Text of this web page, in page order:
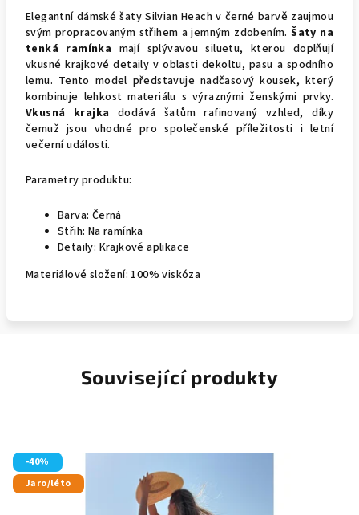
Elegantní dámské šaty Silvian Heach v černé barvě zaujmou
svým propracovaným střihem a jemným zdobením.Šaty na
tenká ramínka mají splývavou siluetu, kterou doplňují
vkusné krajkové detaily v oblasti dekoltu, pasu a spodního
lemu. Tento model představuje nadčasový kousek, který
kombinuje lehkost materiálu s výraznými ženskými prvky.
Vkusná krajka dodává šatům rafinovaný vzhled, díky
čemuž jsou vhodné pro společenské příležitosti i letní
večerní události.
Parametry produktu:
Barva: Černá
Střih: Na ramínka
Detaily: Krajkové aplikace
Materiálové složení: 100% viskóza
Související produkty
-40%
Jaro/léto